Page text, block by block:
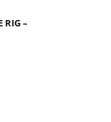
RIG –